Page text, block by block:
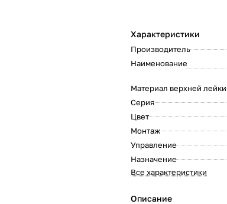
Характеристики
Производитель
:
Наименование
Материал верхней лейки
:
Серия
:
Цвет
Монтаж
:
Управление
:
Назначение
:
Все характеристики
Описание